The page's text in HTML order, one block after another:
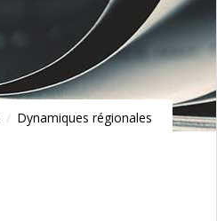
/ Dynamiques régionales